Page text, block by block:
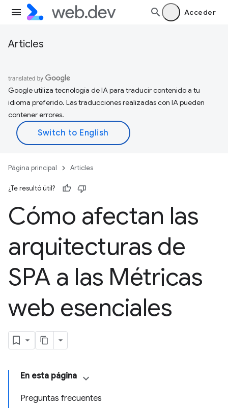
Acceder
Articles
Google utiliza tecnología de IA para traducir contenido a tu
idioma preferido. Las traducciones realizadas con IA pueden
contener errores.
Página principal Articles
¿Te resultó útil?
Cómo afectan las
arquitecturas de
SPA a las Métricas
web esenciales
En esta página
Preguntas frecuentes